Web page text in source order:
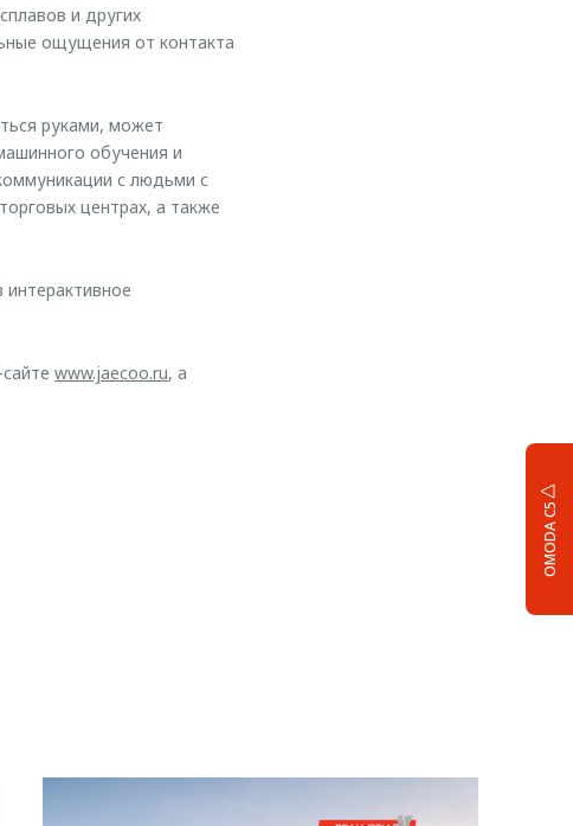
OMODA C5
и других
ощущения от контакта
руками, может
обучения и
с людьми с
центрах, а также
www.jaecoo.ru, а